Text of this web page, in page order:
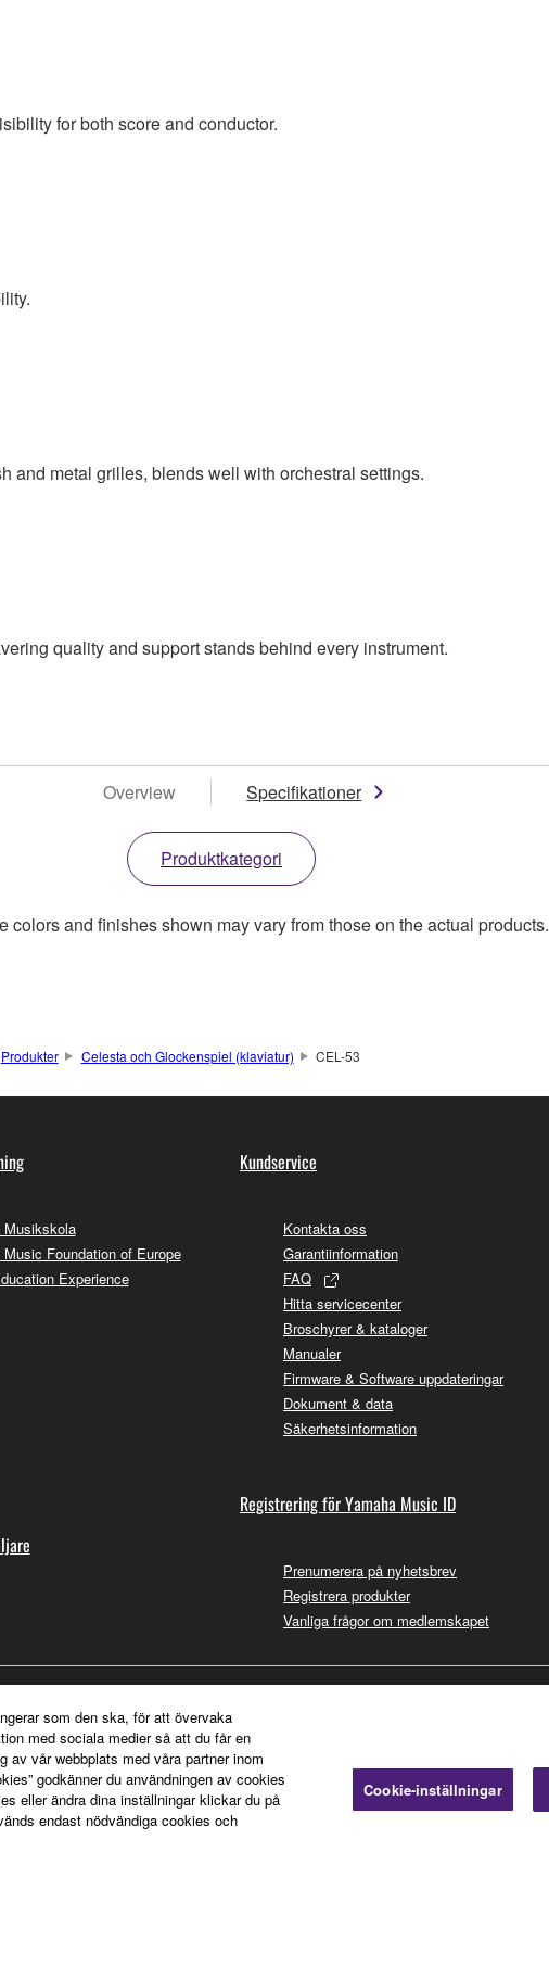
for both score and conductor.
and metal grilles, blends well with orchestral settings.
quality and support stands behind every instrument.
Overview Specifikationer
Produktkategori
and finishes shown may vary from those on the actual products.
Produkter Celesta och Glockenspiel (klaviatur) CEL-53
Musikskola
Music Foundation of Europe
Experience
Kundservice
Kontakta oss
Garantiinformation
FAQ
Hitta servicecenter
Broschyrer & kataloger
Manualer
Firmware & Software uppdateringar
Dokument & data
Säkerhetsinformation
Registrering för Yamaha Music ID
Prenumerera på nyhetsbrev
Registrera produkter
Vanliga frågor om medlemskapet
som den ska, för att övervaka
med sociala medier så att du får en
av vår webbplats med våra partner inom
godkänner du användningen av cookies
eller ändra dina inställningar klickar du på
endast nödvändiga cookies och
Cookie-inställningar